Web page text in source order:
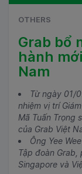
OTHERS
Grab bổ
hành
Nam
Từ ngày 01/
nhiệm vị trí
Mã Tuấn Trọng
của Grab Việt
Ông Yee
Tập đoàn
Singapore và